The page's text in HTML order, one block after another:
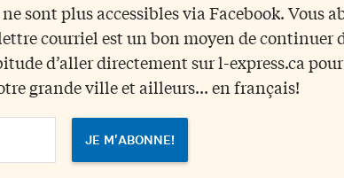
sont plus accessibles via Facebook. Vous
courriel est un bon moyen de continuer
d’aller directement sur l-express.ca
grande ville et ailleurs... en français!